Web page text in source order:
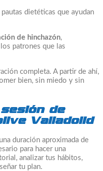
pautas dietéticas que ayudan
de hinchazón,
patrones que las
completa. A partir de ahí,
bien, sin miedo y sin
de
Valladolid
duración aproximada de
para hacer una
analizar tus hábitos,
tu plan.